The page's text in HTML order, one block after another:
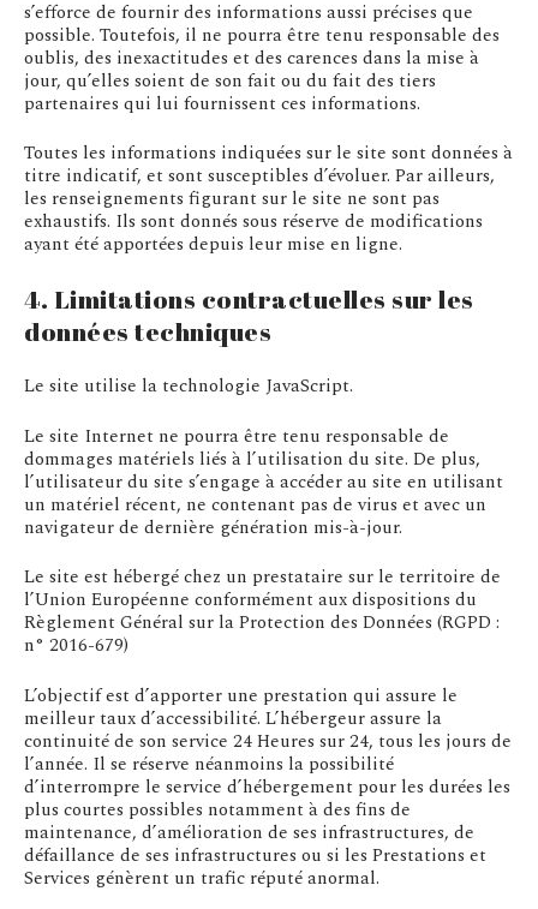
s’efforce de fournir des informations aussi précises que
possible. Toutefois, il ne pourra être tenu responsable des
oublis, des inexactitudes et des carences dans la mise à
jour, qu’elles soient de son fait ou du fait des tiers
partenaires qui lui fournissent ces informations.
Toutes les informations indiquées sur le site sont données à
titre indicatif, et sont susceptibles d’évoluer. Par ailleurs,
les renseignements figurant sur le site ne sont pas
exhaustifs. Ils sont donnés sous réserve de modifications
ayant été apportées depuis leur mise en ligne.
4. Limitations contractuelles sur les
données techniques
Le site utilise la technologie JavaScript.
Le site Internet ne pourra être tenu responsable de
dommages matériels liés à l’utilisation du site. De plus,
l’utilisateur du site s’engage à accéder au site en utilisant
un matériel récent, ne contenant pas de virus et avec un
navigateur de dernière génération mis-à-jour.
Le site est hébergé chez un prestataire sur le territoire de
l’Union Européenne conformément aux dispositions du
Règlement Général sur la Protection des Données (RGPD :
n° 2016-679)
L’objectif est d’apporter une prestation qui assure le
meilleur taux d’accessibilité. L’hébergeur assure la
continuité de son service 24 Heures sur 24, tous les jours de
l’année. Il se réserve néanmoins la possibilité
d’interrompre le service d’hébergement pour les durées les
plus courtes possibles notamment à des fins de
maintenance, d’amélioration de ses infrastructures, de
défaillance de ses infrastructures ou si les Prestations et
Services génèrent un trafic réputé anormal.